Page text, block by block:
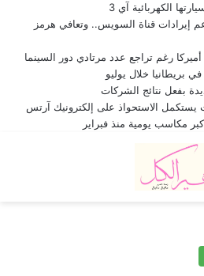
الكهربائية آي 3
إيرادات قناة السويس.. وتعافي هرمز
رغم تراجع عدد مرتادي دور السينما
بريطانيا خلال يوليو
بفعل نتائج الشركات
يستكمل الاستحواذ على إلكترونيك آرتس